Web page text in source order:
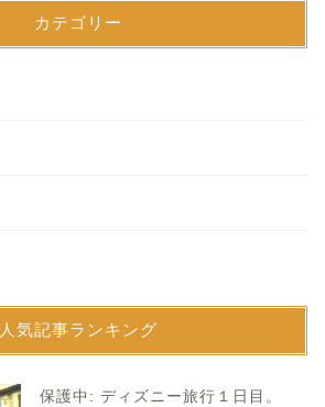
カテゴリー
人気記事ランキング
保護中: ディズニー旅行１日目。